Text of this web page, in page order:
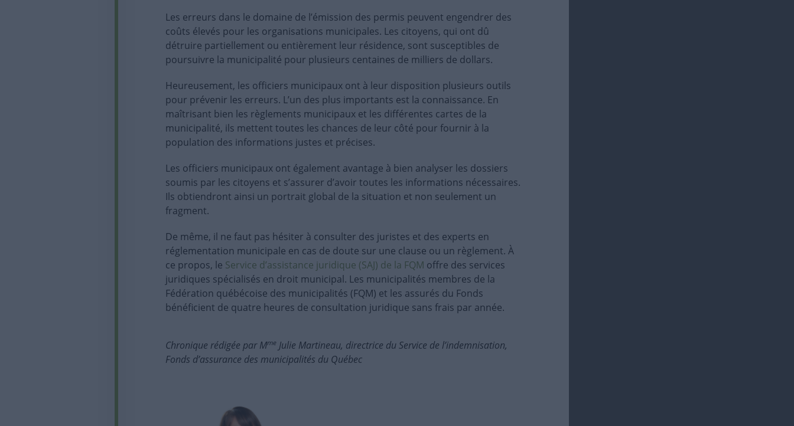
Les erreurs dans le domaine de l’émission des permis peuvent engendrer des
coûts élevés pour les organisations municipales. Les citoyens, qui ont dû
détruire partiellement ou entièrement leur résidence, sont susceptibles de
poursuivre la municipalité pour plusieurs centaines de milliers de dollars.
Heureusement, les officiers municipaux ont à leur disposition plusieurs outils
pour prévenir les erreurs. L’un des plus importants est la connaissance. En
maîtrisant bien les règlements municipaux et les différentes cartes de la
municipalité, ils mettent toutes les chances de leur côté pour fournir à la
population des informations justes et précises.
Les officiers municipaux ont également avantage à bien analyser les dossiers
soumis par les citoyens et s’assurer d’avoir toutes les informations nécessaires.
Ils obtiendront ainsi un portrait global de la situation et non seulement un
fragment.
De même, il ne faut pas hésiter à consulter des juristes et des experts en
réglementation municipale en cas de doute sur une clause ou un règlement. À
ce propos, le Service d’assistance juridique (SAJ) de la FQM offre des services
juridiques spécialisés en droit municipal. Les municipalités membres de la
Fédération québécoise des municipalités (FQM) et les assurés du Fonds
bénéficient de quatre heures de consultation juridique sans frais par année.
Chronique rédigée par Mme Julie Martineau, directrice du Service de l’indemnisation,
Fonds d’assurance des municipalités du Québec